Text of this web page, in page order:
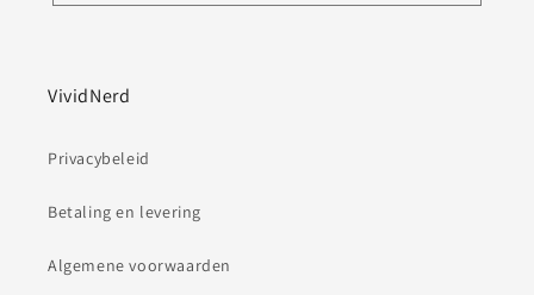
VividNerd
Privacybeleid
Betaling en levering
Algemene voorwaarden